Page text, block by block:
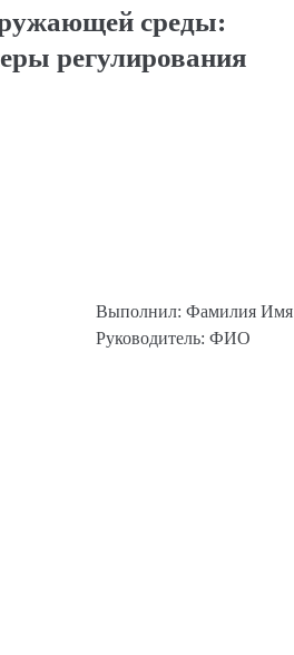
среды:
регулирования
Выполнил: Фамилия Имя
Руководитель: ФИО